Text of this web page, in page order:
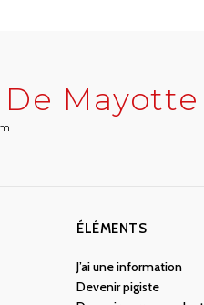
Mayotte
ÉLÉMENTS
J’ai une information
Devenir pigiste